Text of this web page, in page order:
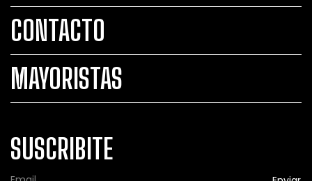
CONTACTO
MAYORISTAS
SUSCRIBITE